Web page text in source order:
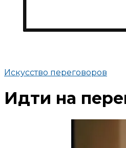
Искусство переговоров
Идти на